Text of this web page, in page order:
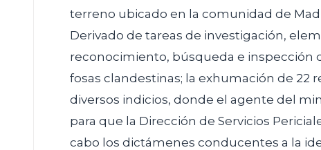
terreno ubicado en la comunidad de
Derivado de tareas de investigación,
reconocimiento, búsqueda e inspección
fosas clandestinas; la exhumación de 22
diversos indicios, donde el agente del
para que la Dirección de Servicios
cabo los dictámenes conducentes a la